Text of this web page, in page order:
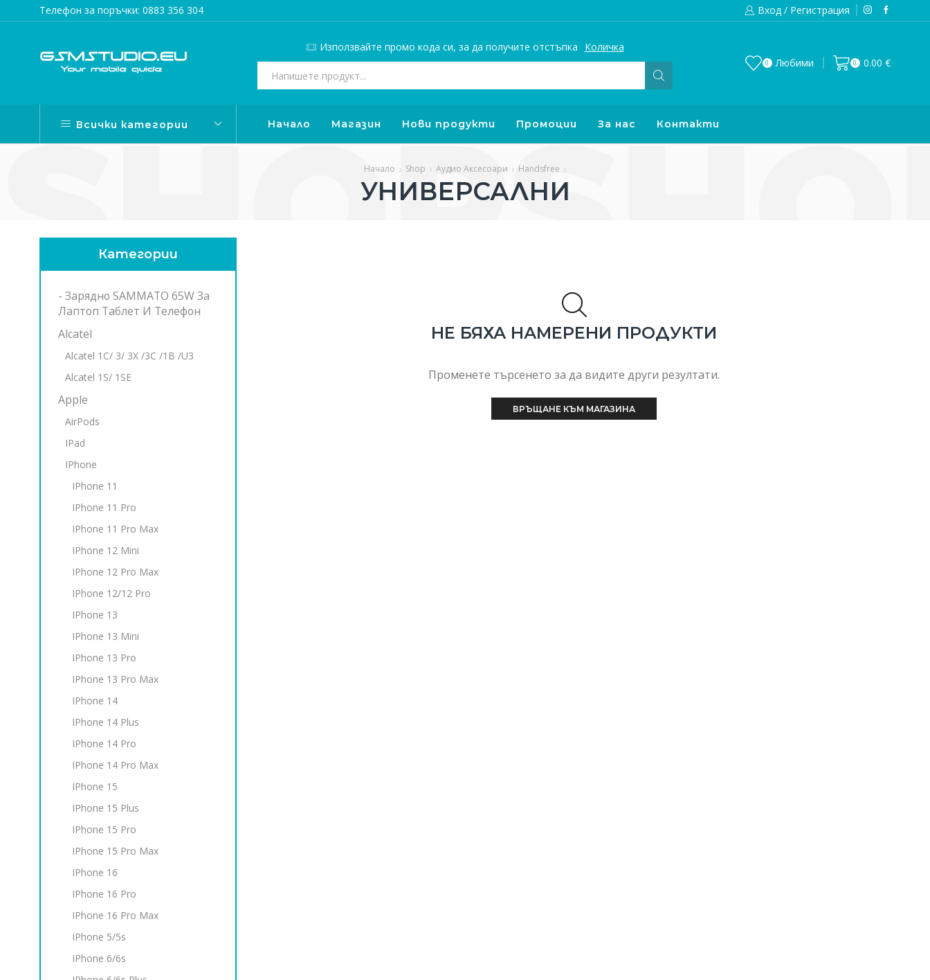
Телефон за поръчки: 0883 356 304 Вход / Регистрация
Използвайте промо кода си, за да получите отстъпка Количка
0 Любими 0 0.00 €
Всички категории Начало Магазин Нови продукти Промоции За нас Контакти
Начало Shop Аудио Аксесоари Handsfree
УНИВЕРСАЛНИ
НЕ БЯХА НАМЕРЕНИ ПРОДУКТИ
Променете търсенето за да видите други резултати.
ВРЪЩАНЕ КЪМ МАГАЗИНА
Категории
- Зарядно SAMMATO 65W За
Лаптоп Таблет И Телефон
Alcatel
Alcatel 1C/ 3/ 3X /3C /1B /U3
Alcatel 1S/ 1SE
Apple
AirPods
IPad
IPhone
IPhone 11
IPhone 11 Pro
IPhone 11 Pro Max
IPhone 12 Mini
IPhone 12 Pro Max
IPhone 12/12 Pro
IPhone 13
IPhone 13 Mini
IPhone 13 Pro
IPhone 13 Pro Max
IPhone 14
IPhone 14 Plus
IPhone 14 Pro
IPhone 14 Pro Max
IPhone 15
IPhone 15 Plus
IPhone 15 Pro
IPhone 15 Pro Max
IPhone 16
IPhone 16 Pro
IPhone 16 Pro Max
IPhone 5/5s
IPhone 6/6s